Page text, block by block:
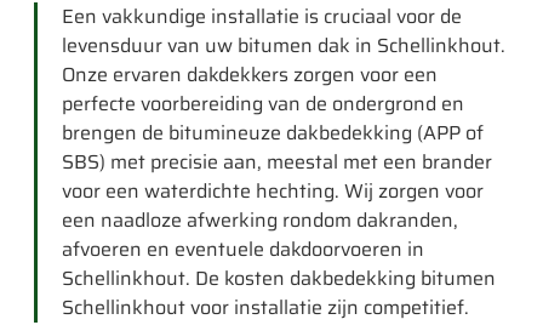
Een vakkundige installatie is cruciaal voor de
levensduur van uw bitumen dak in Schellinkhout.
Onze ervaren dakdekkers zorgen voor een
perfecte voorbereiding van de ondergrond en
brengen de bitumineuze dakbedekking (APP of
SBS) met precisie aan, meestal met een brander
voor een waterdichte hechting. Wij zorgen voor
een naadloze afwerking rondom dakranden,
afvoeren en eventuele dakdoorvoeren in
Schellinkhout. De kosten dakbedekking bitumen
Schellinkhout voor installatie zijn competitief.